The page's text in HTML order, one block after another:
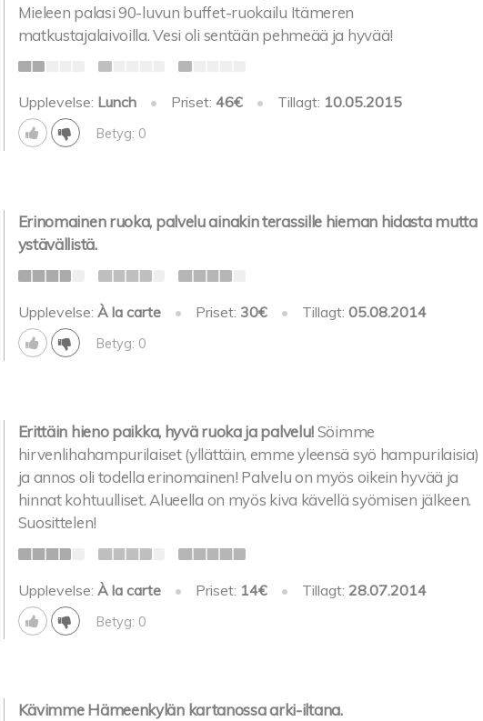
Mieleen palasi 90-luvun buffet-ruokailu Itämeren
matkustajalaivoilla. Vesi oli sentään pehmeää ja hyvää!
Upplevelse: Lunch • Priset: 46€ • Tillagt: 10.05.2015
Betyg: 0
Erinomainen ruoka, palvelu ainakin terassille hieman hidasta mutta
ystävällistä.
Upplevelse: À la carte • Priset: 30€ • Tillagt:05.08.2014
Betyg: 0
Erittäin hieno paikka, hyvä ruoka ja palvelu!Söimme
hirvenlihahampurilaiset (yllättäin, emme yleensä syö hampurilaisia)
ja annos oli todella erinomainen! Palvelu on myös oikein hyvää ja
hinnat kohtuulliset. Alueella on myös kiva kävellä syömisen jälkeen.
Suosittelen!
Upplevelse: À la carte • Priset: 14€ • Tillagt: 28.07.2014
Betyg: 0
Kävimme Hämeenkylän kartanossa arki-iltana.